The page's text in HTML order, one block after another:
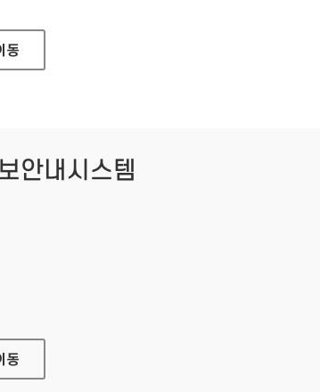
동
안내시스템
템
동